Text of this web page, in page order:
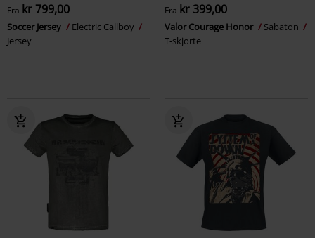
Fra kr 799,00
Soccer Jersey
Electric Callboy
Jersey
Fra kr 399,00
Valor Courage Honor
Sabaton
T-skjorte